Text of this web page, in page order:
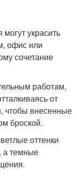
украсить
офис или
сочетание
работам,
от
чтобы внесенные
броской.
оттенки
а темные